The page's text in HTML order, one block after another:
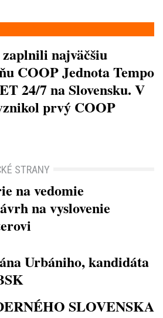
najväčšiu
COOP Jednota Tempo
24/7 na Slovensku. V
prvý COOP
STRANY
na vedomie
na vyslovenie
Urbániho, kandidáta
SLOVENSKA